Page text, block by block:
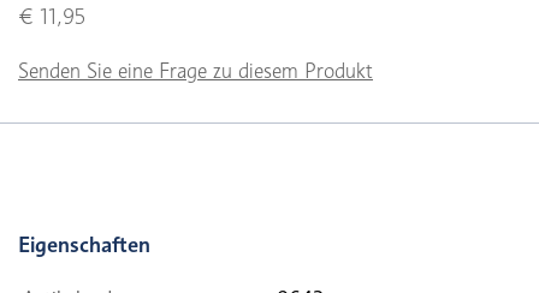
€ 11,95
Senden Sie eine Frage zu diesem Produkt
Eigenschaften